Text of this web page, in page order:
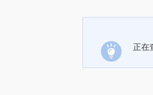
正在